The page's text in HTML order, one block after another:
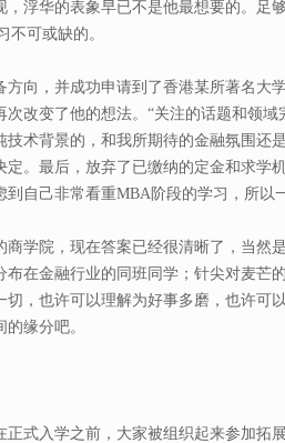
，浮华的表象早已不是他最想要的。足
不可或缺的。
方向，并成功申请到了香港某所著名大
次改变了他的想法。“关注的话题和领
技术背景的，和我所期待的金融氛围还
定。最后，放弃了已缴纳的定金和求学
到自己非常看重MBA阶段的学习，所以
商学院，现在答案已经很清晰了，当然
布在金融行业的同班同学；针尖对麦芒
切，也许可以理解为好事多磨，也许可
缘分吧。
正式入学之前，大家被组织起来参加拓